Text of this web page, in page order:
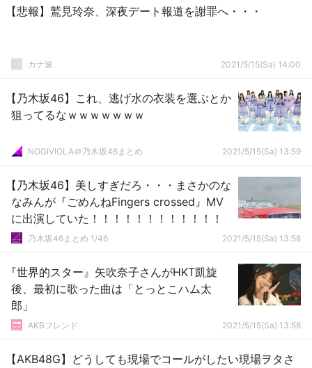
【悲報】鷲見玲奈、深夜デート報道を謝罪へ・・・
カナ速 2021/5/15(Sa) 14:00
【乃木坂46】これ、逃げ水の衣装を選ぶとか
狙ってるなｗｗｗｗｗｗｗ
NOGIVIOLA＠乃木坂46まとめ 2021/5/15(Sa) 13:59
【乃木坂46】美しすぎだろ・・・まさかのな
なみんが『ごめんねFingers crossed』MV
に出演していた！！！！！！！！！！！！
乃木坂46まとめ 1/46 2021/5/15(Sa) 13:58
『世界的スター』矢吹奈子さんがHKT凱旋
後、最初に歌った曲は「とっとこハム太
郎」
AKBフレンド 2021/5/15(Sa) 13:58
【AKB48G】どうしても現場でコールがしたい現場ヲタさ